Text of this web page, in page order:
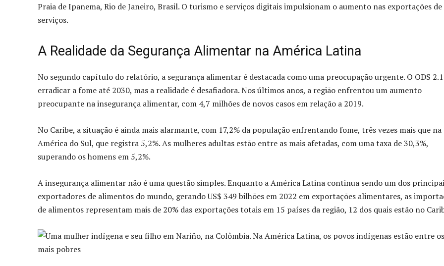
Praia de Ipanema, Rio de Janeiro, Brasil. O turismo e serviços digitais impulsionam o aumento nas exportações de
serviços.
A Realidade da Segurança Alimentar na América Latina
No segundo capítulo do relatório, a segurança alimentar é destacada como uma preocupação urgente. O ODS
erradicar a fome até 2030, mas a realidade é desafiadora. Nos últimos anos, a região enfrentou um aumento
preocupante na insegurança alimentar, com 4,7 milhões de novos casos em relação a 2019.
No Caribe, a situação é ainda mais alarmante, com 17,2% da população enfrentando fome, três vezes mais que na
América do Sul, que registra 5,2%. As mulheres adultas estão entre as mais afetadas, com uma taxa de 30,3%,
superando os homens em 5,2%.
A insegurança alimentar não é uma questão simples. Enquanto a América Latina continua sendo um dos
exportadores de alimentos do mundo, gerando US$ 349 bilhões em 2022 em exportações alimentares, as
de alimentos representam mais de 20% das exportações totais em 15 países da região, 12 dos quais estão no